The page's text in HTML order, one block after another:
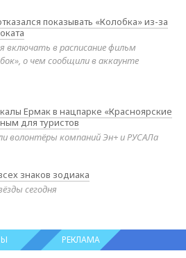
показывать «Колобка» из-за
включать в расписание фильм
о чем сообщили в аккаунте
Ермак в нацпарке «Красноярские
для туристов
волонтёры компаний Эн+ и РУСАЛа
знаков зодиака
сегодня
РЕКЛАМА